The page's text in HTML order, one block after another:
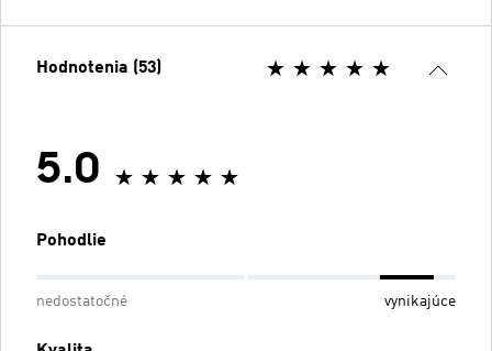
Hodnotenia (53)
5.0
Pohodlie
nedostatočné vynikajúce